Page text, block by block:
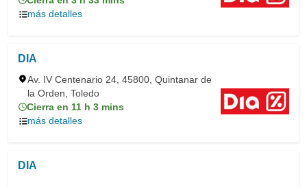
más detalles
DIA
Av. IV Centenario 24, 45800, Quintanar de
la Orden, Toledo
Cierra en 11 h 3 mins
más detalles
DIA